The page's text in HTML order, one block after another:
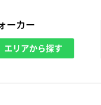
ーカー
エリアから探す